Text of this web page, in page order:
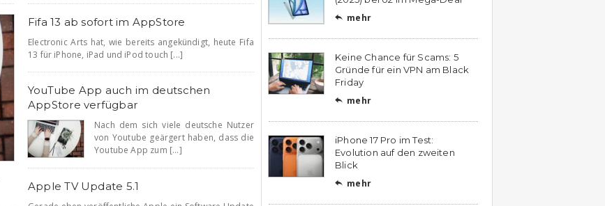
Fifa 13 ab sofort im AppStore
Electronic Arts hat, wie bereits angekündigt, heute Fifa
13 für iPhone, iPad und iPod touch [...]
YouTube App auch im deutschen
AppStore verfügbar
Nach dem sich viele deutsche Nutzer
von Youtube geärgert haben, dass die
Youtube App zum [...]
Apple TV Update 5.1
 mehr
Keine Chance für Scams: 5
Gründe für ein VPN am Black
Friday
 mehr
iPhone 17 Pro im Test:
Evolution auf den zweiten
Blick
 mehr